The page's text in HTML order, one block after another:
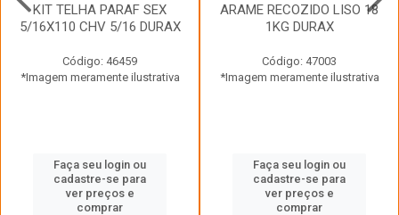
KIT TELHA PARAF SEX
5/16X110 CHV 5/16 DURAX
Código: 46459
*Imagem meramente ilustrativa
Faça seu login ou
cadastre-se para
ver preços e
comprar
ARAME RECOZIDO LISO 18
1KG DURAX
Código: 47003
*Imagem meramente ilustrativa
Faça seu login ou
cadastre-se para
ver preços e
comprar